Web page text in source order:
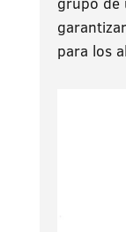
para los